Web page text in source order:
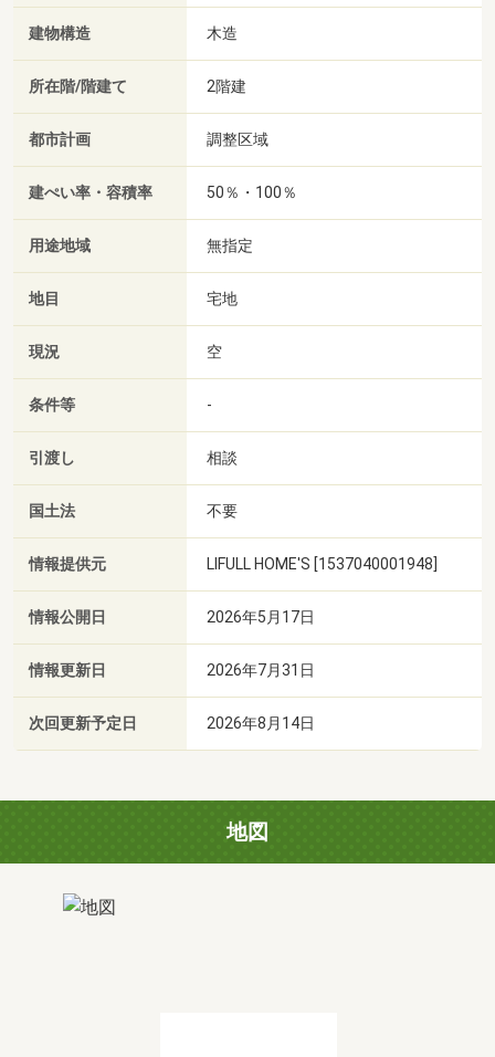
建物構造 木造
所在階/階建て 2階建
都市計画 調整区域
建ぺい率・容積率 50％・100％
用途地域 無指定
地目 宅地
現況 空
条件等 -
引渡し 相談
国土法 不要
情報提供元 LIFULL HOME'S [1537040001948]
情報公開日 2026年5月17日
情報更新日 2026年7月31日
次回更新予定日 2026年8月14日
地図